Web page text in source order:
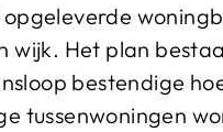
Het plan
bestendige
tussenwoningen